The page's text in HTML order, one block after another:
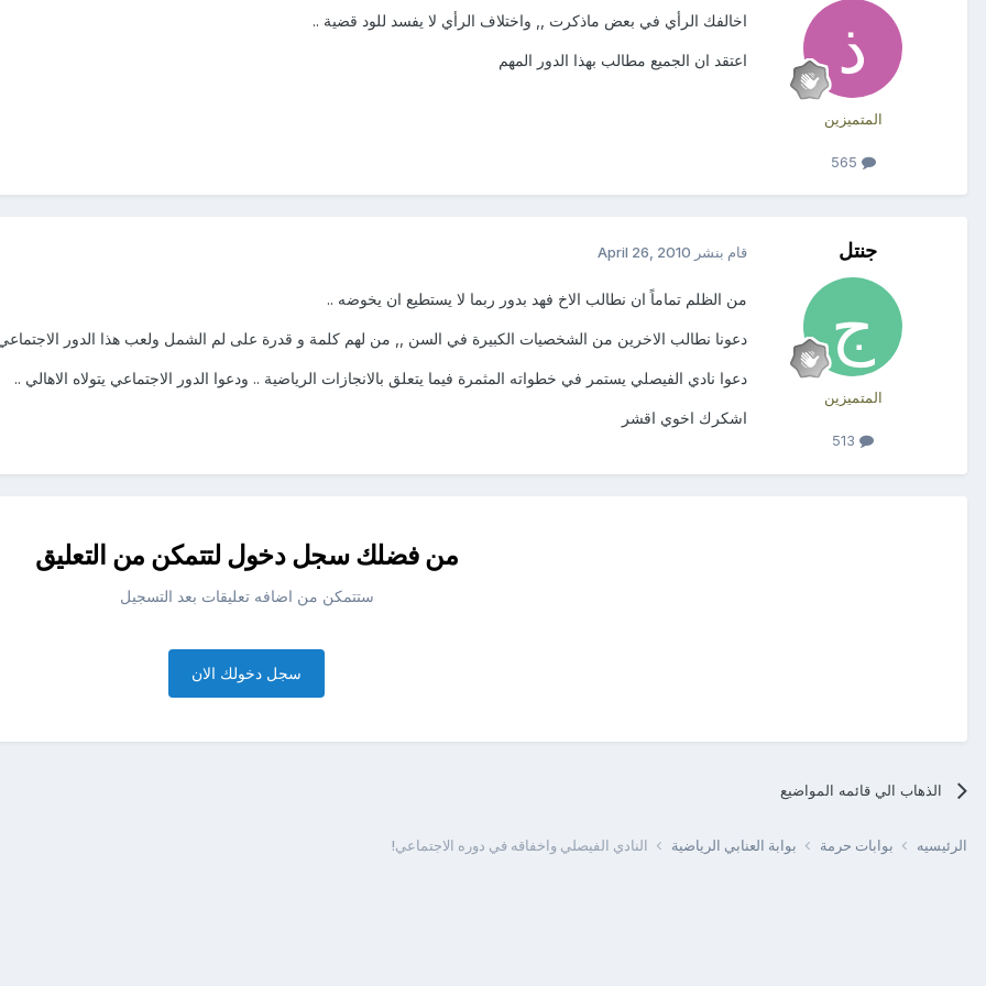
المتميزين
اخالفك الرأي في بعض ماذكرت ,, واختلاف الرأي لا يفسد للود قضية ..
اعتقد ان الجميع مطالب بهذا الدور المهم
جنتل
المتميزين
قام بنشر April 26, 2010
من الظلم تماماً ان نطالب الاخ فهد بدور ربما لا يستطيع ان يخوضه ..
دعونا نطالب الاخرين من الشخصيات الكبيرة في السن ,, من لهم كلمة و قدرة على لم الشمل ولعب هذا الدور الاجتماعي
دعوا نادي الفيصلي يستمر في خطواته المثمرة فيما يتعلق بالانجازات الرياضية .. ودعوا الدور الاجتماعي يتولاه الاهالي ..
اشكرك اخوي اقشر
من فضلك سجل دخول لتتمكن من التعليق
ستتمكن من اضافه تعليقات بعد التسجيل
سجل دخولك الان
الذهاب الي قائمه المواضيع
الرئيسيه بوابات حرمة بوابة العنابي الرياضية النادي الفيصلي واخفاقه في دوره الاجتماعي!